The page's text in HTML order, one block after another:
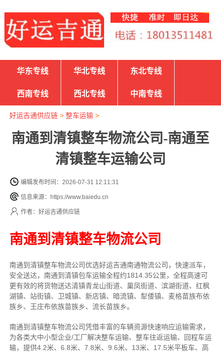
华东专线 华北专线 东北专线
西南专线 西北专线 中南专线
好运吉通供应链> 整车运输>
南通到清镇整车物流公司-南通至
清镇整车运输公司
编辑发布时间：2026-07-31 12:11:31
信息来源：https://www.baiedu.cn
作者：好运吉通供应链
南通到清镇整车物流公司
南通到清镇整车物流公司优选好运吉通南通物流公司，快速派车，
安全送达，南通到清镇包车运输全程约1814.35公里，全程高速可
更有效的将货物送达清镇青龙山街道、巢凤街道、滨湖街道、红枫
湖镇、站街镇、卫城镇、新店镇、暗流镇、犁倭镇、麦格苗族布依
族乡、王庄布依族苗族乡、流长苗族乡。
南通到清镇整车物流公司凭借丰富的车辆资源快速响应运输需求，
为各类大中小型企业/工厂解决整车运输、整车往返运输、回程车运
输， 提供4.2米、6.8米、7.8米、9.6米、13米、17.5米平板车、高